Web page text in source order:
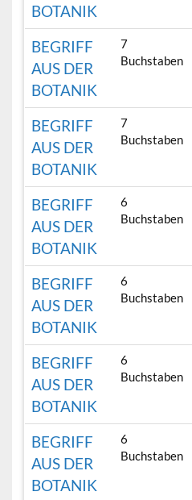
BOTANIK
BEGRIFF
AUS DER
BOTANIK
7
Buchstaben
BEGRIFF
AUS DER
BOTANIK
7
Buchstaben
BEGRIFF
AUS DER
BOTANIK
6
Buchstaben
BEGRIFF
AUS DER
BOTANIK
6
Buchstaben
BEGRIFF
AUS DER
BOTANIK
6
Buchstaben
BEGRIFF
AUS DER
BOTANIK
6
Buchstaben